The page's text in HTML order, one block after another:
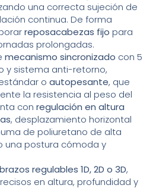
una correcta sujeción de
continua. De forma
reposacabezas fijo para
prolongadas.
mecanismo sincronizado con 5
y sistema anti-retorno,
oautopesante, que
la resistencia al peso del
conregulación en altura
, desplazamiento horizontal
de poliuretano de alta
una postura cómoda y
brazos regulables 1D, 2D o 3D,
en altura, profundidad y